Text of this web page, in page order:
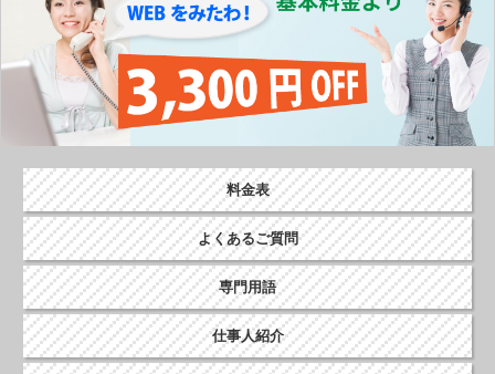
料金表
よくあるご質問
専門用語
仕事人紹介